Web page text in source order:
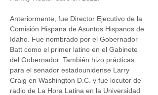
Anteriormente, fue Director Ejecutivo de la
Comisión Hispana de Asuntos Hispanos de
Idaho. Fue nombrado por el Gobernador
Batt como el primer latino en el Gabinete
del Gobernador. También hizo prácticas
para el senador estadounidense Larry
Craig en Washington D.C. y fue locutor de
radio de La Hora Latina en la Universidad